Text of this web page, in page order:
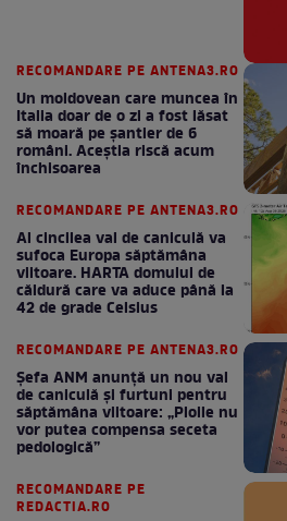
RECOMANDARE PE ANTENA3.RO
Un moldovean care muncea în
Italia doar de o zi a fost lăsat
să moară pe şantier de 6
români. Aceștia riscă acum
închisoarea
RECOMANDARE PE ANTENA3.RO
Al cincilea val de caniculă va
sufoca Europa săptămâna
viitoare. HARTA domului de
căldură care va aduce până la
42 de grade Celsius
RECOMANDARE PE ANTENA3.RO
Șefa ANM anunță un nou val
de caniculă și furtuni pentru
săptămâna viitoare: „Ploile nu
vor putea compensa seceta
pedologică”
RECOMANDARE PE
REDACTIA.RO